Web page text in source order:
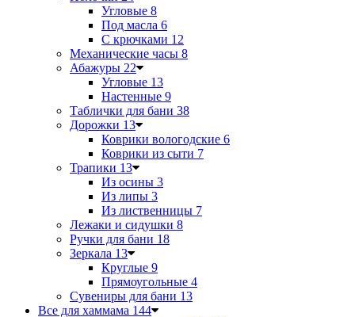
Угловые 8
Под масла 6
С крючками 12
Механические часы 8
Абажуры 22
Угловые 13
Настенные 9
Таблички для бани 38
Дорожки 13
Коврики вологодские 6
Коврики из сыти 7
Трапики 13
Из осины 3
Из липы 3
Из лиственницы 7
Лежаки и сидушки 8
Ручки для бани 18
Зеркала 13
Круглые 9
Прямоугольные 4
Сувениры для бани 13
Все для хаммама 144